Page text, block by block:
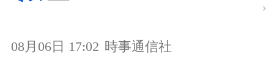
08月06日 17:02 時事通信社